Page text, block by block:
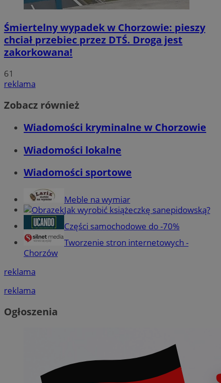
Śmiertelny wypadek w Chorzowie: pieszy
chciał przebiec przez DTŚ. Droga jest
zakorkowana!
61
reklama
Zobacz również
Wiadomości kryminalne w Chorzowie
Wiadomości lokalne
Wiadomości sportowe
Meble na wymiar
Jak wyrobić książeczkę sanepidowską?
Części samochodowe do -70%
Tworzenie stron internetowych -
Chorzów
reklama
reklama
Ogłoszenia